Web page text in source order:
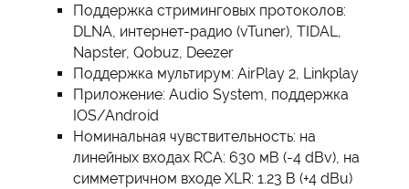
Поддержка стриминговых протоколов:
DLNA, интернет-радио (vTuner), TIDAL,
Napster, Qobuz, Deezer
Поддержка мультирум: AirPlay 2, Linkplay
Приложение: Audio System, поддержка
IOS/Android
Номинальная чувствительность: на
линейных входах RCA: 630 мВ (-4 dBv), на
симметричном входе XLR: 1.23 В (+4 dBu)